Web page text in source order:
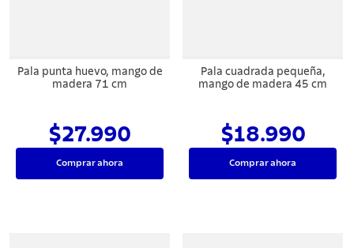
Pala punta huevo, mango de
madera 71 cm
$27.990
Comprar ahora
Pala cuadrada pequeña,
mango de madera 45 cm
$18.990
Comprar ahora